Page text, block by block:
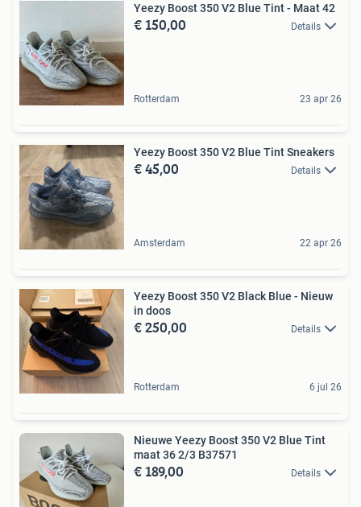
Yeezy Boost 350 V2 Blue Tint - Maat 42
€ 150,00 Details
Rotterdam 23 apr 26
Yeezy Boost 350 V2 Blue Tint Sneakers
€ 45,00 Details
Amsterdam 22 apr 26
Yeezy Boost 350 V2 Black Blue - Nieuw
in doos
€ 250,00 Details
Rotterdam 6 jul 26
Nieuwe Yeezy Boost 350 V2 Blue Tint
maat 36 2/3 B37571
€ 189,00 Details